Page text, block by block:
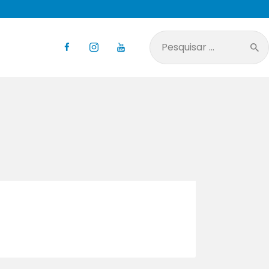
Pesquisar
por: